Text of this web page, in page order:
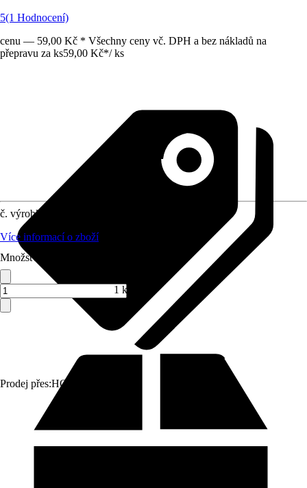
5(1 Hodnocení)
cenu — 59,00 Kč * Všechny ceny vč. DPH a bez nákladů na
přepravu za ks59,00 Kč*/ ks
Prodej přes:HORNBACH
č. výrobku
Více informací o zboží
Množství (ks)
1 ks